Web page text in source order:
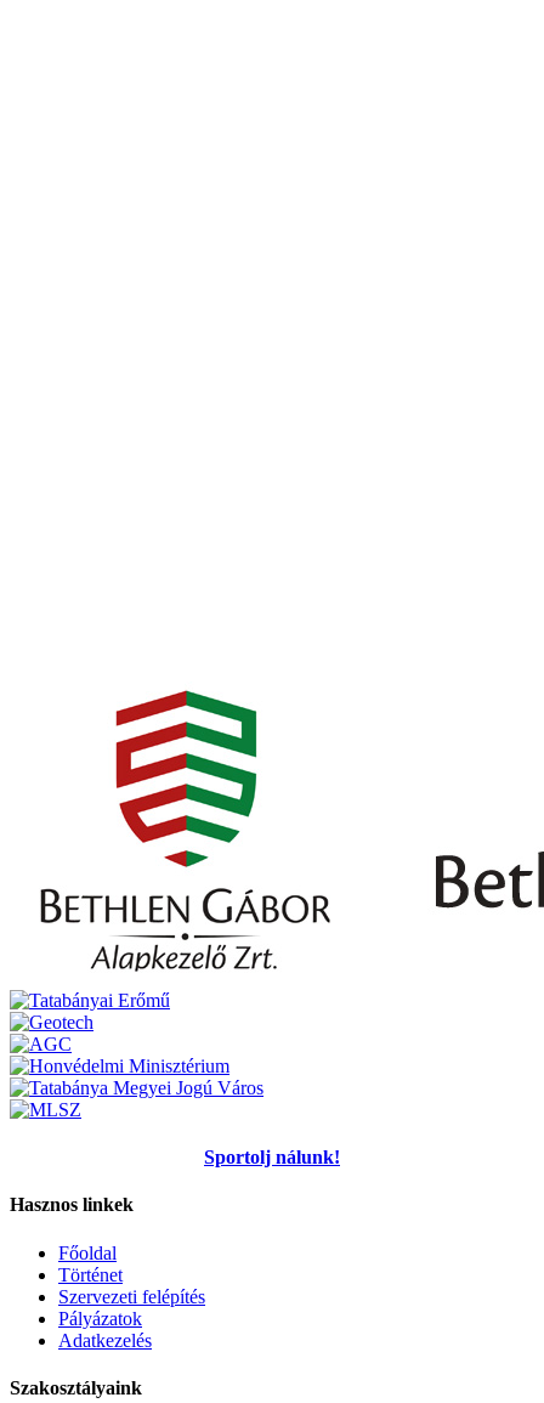
Sportolj nálunk!
Hasznos linkek
Főoldal
Történet
Szervezeti felépítés
Pályázatok
Adatkezelés
Szakosztályaink